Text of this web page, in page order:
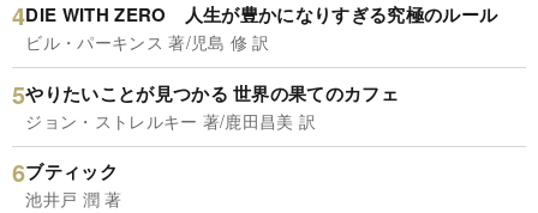
DIE WITH ZERO 人生が豊かになりすぎる究極のルール
ビル・パーキンス 著/児島 修 訳
やりたいことが見つかる 世界の果てのカフェ
ジョン・ストレルキー 著/鹿田昌美 訳
ブティック
池井戸 潤 著